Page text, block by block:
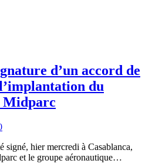
d’un accord de
du
Midparc
signé, hier mercredi à Casablanca,
et le groupe aéronautique…